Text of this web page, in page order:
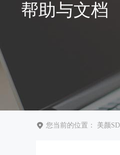
帮助与文档
您当前的位置： 美颜